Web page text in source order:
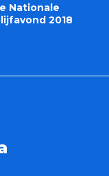
Nationale
2018